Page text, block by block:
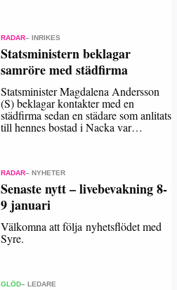
RADAR– INRIKES
Statsministern beklagar
samröre med städfirma
Statsminister Magdalena Andersson
(S) beklagar kontakter med en
städfirma sedan en städare som anlitats
till hennes bostad i Nacka var…
RADAR– NYHETER
Senaste nytt – livebevakning 8-
9 januari
Välkomna att följa nyhetsflödet med
Syre.
GLÖD– LEDARE